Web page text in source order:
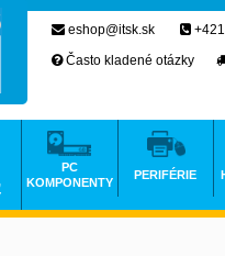
eshop@itsk.sk
Často kladené otázky
PC
KOMPONENTY
PERIFÉRIE